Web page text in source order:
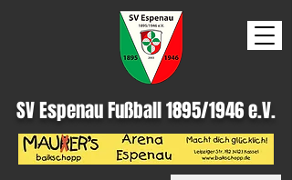
SV Espenau Fußball 1895/1946 e.V.